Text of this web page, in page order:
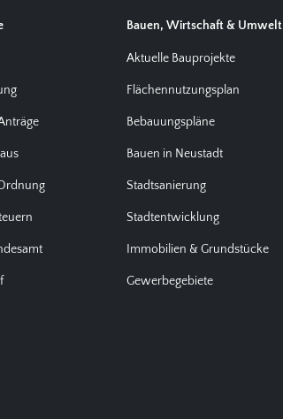
Bauen, Wirtschaft & Umwelt
Aktuelle Bauprojekte
Flächennutzungsplan
Bebauungspläne
Bauen in Neustadt
Stadtsanierung
Stadtentwicklung
Immobilien & Grundstücke
Gewerbegebiete